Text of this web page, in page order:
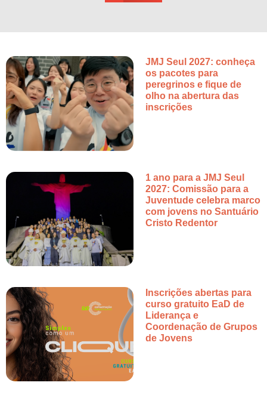
JMJ Seul 2027: conheça
os pacotes para
peregrinos e fique de
olho na abertura das
inscrições
1 ano para a JMJ Seul
2027: Comissão para a
Juventude celebra marco
com jovens no Santuário
Cristo Redentor
Inscrições abertas para
curso gratuito EaD de
Liderança e
Coordenação de Grupos
de Jovens